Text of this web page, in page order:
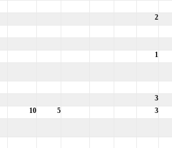
2
1
3
10 5 3